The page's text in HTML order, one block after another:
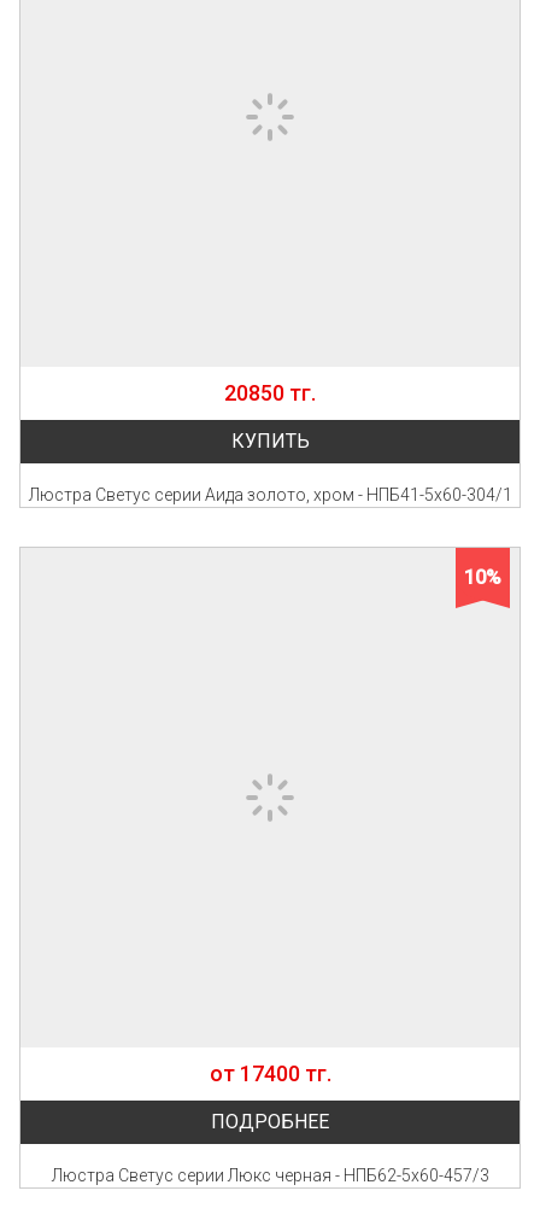
20850 тг.
КУПИТЬ
Люстра Светус серии Аида золото, хром - НПБ41-5х60-304/1
10%
от 17400 тг.
ПОДРОБНЕЕ
Люстра Светус серии Люкс черная - НПБ62-5х60-457/3